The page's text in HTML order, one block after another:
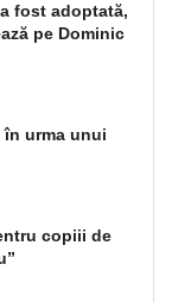
fost adoptată,
pe Dominic
în urma unui
copiii de